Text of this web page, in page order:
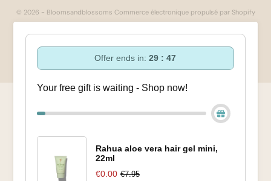
© 2026 - Bloomsandblossoms Commerce électronique propulsé par Shopify
Offer ends in:29 : 47
Your free gift is waiting - Shop now!
Rahua aloe vera hair gel mini,
22ml
€0.00 €7.95